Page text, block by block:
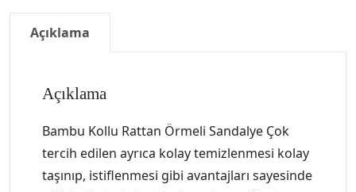
Açıklama
Açıklama
Bambu Kollu Rattan Örmeli Sandalye Çok
tercih edilen ayrıca kolay temizlenmesi kolay
taşınıp, istiflenmesi gibi avantajları sayesinde